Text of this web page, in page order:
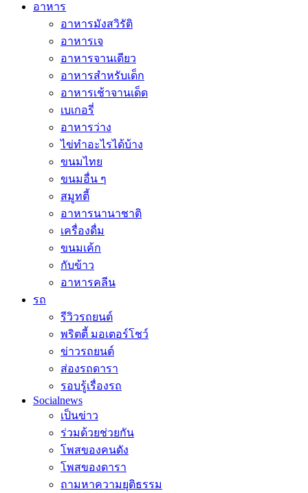
อาหาร
อาหารมังสวิรัติ
อาหารเจ
อาหารจานเดียว
อาหารสำหรับเด็ก
อาหารเช้าจานเด็ด
เบเกอรี่
อาหารว่าง
ไข่ทำอะไรได้บ้าง
ขนมไทย
ขนมอื่น ๆ
สมูทตี้
อาหารนานาชาติ
เครื่องดื่ม
ขนมเค้ก
กับข้าว
อาหารคลีน
รถ
รีวิวรถยนต์
พริตตี้ มอเตอร์โชว์
ข่าวรถยนต์
ส่องรถดารา
รอบรู้เรื่องรถ
Socialnews
เป็นข่าว
ร่วมด้วยช่วยกัน
โพสของคนดัง
โพสของดารา
ถามหาความยุติธรรม